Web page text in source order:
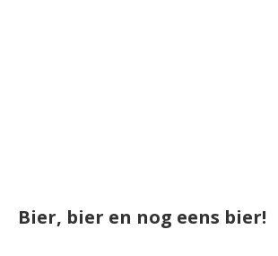
Bier, bier en nog eens bier!